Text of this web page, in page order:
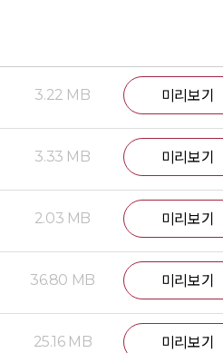
3.22 MB 미리보기
3.33 MB 미리보기
2.03 MB 미리보기
36.80 MB 미리보기
25.16 MB 미리보기